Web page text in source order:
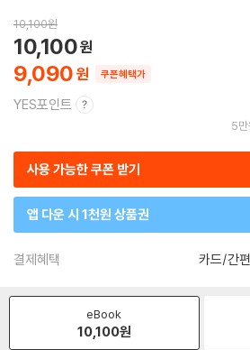
10,100원
9,090
10,100
쿠폰혜택가
YES포인트
5만
사용 가능한 쿠폰 받기
앱 다운 시 1천원 상품권
결제혜택 카드/간
eBook
10,100원